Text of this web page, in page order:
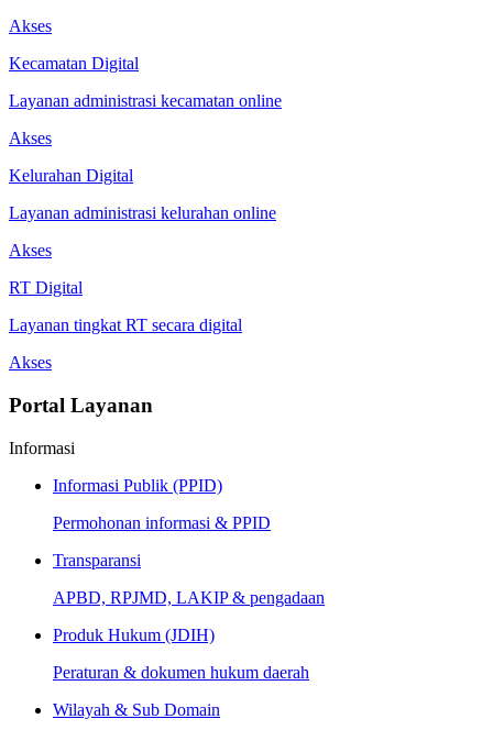
Akses
Kecamatan Digital
Layanan administrasi kecamatan online
Akses
Kelurahan Digital
Layanan administrasi kelurahan online
Akses
RT Digital
Layanan tingkat RT secara digital
Akses
Portal Layanan
Informasi
Informasi Publik (PPID)
Permohonan informasi & PPID
Transparansi
APBD, RPJMD, LAKIP & pengadaan
Produk Hukum (JDIH)
Peraturan & dokumen hukum daerah
Wilayah & Sub Domain